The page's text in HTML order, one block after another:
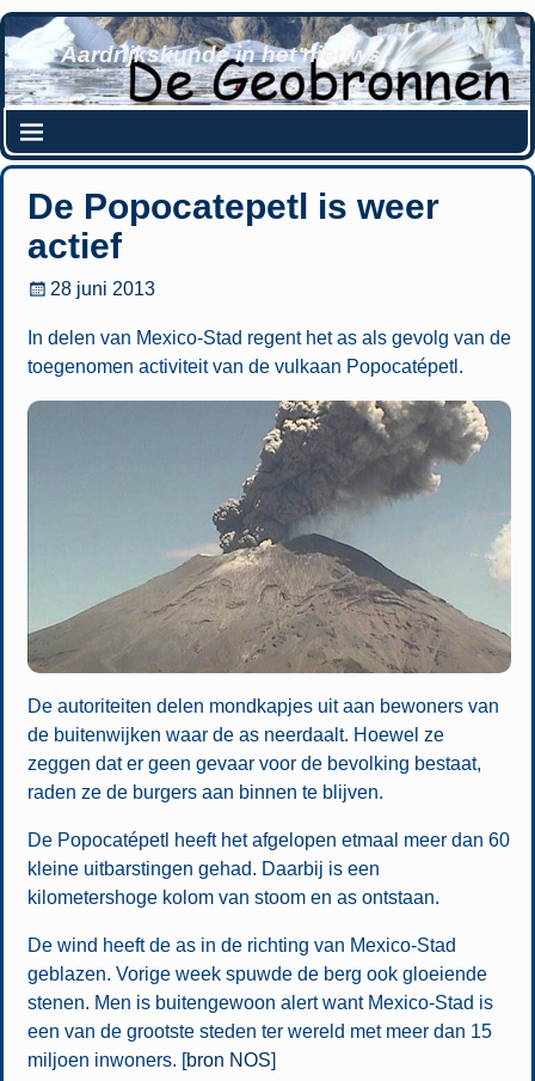
Aardrijkskunde in het nieuws
De Popocatepetl is weer
actief
28 juni 2013
In delen van Mexico-Stad regent het as als gevolg van de
toegenomen activiteit van de vulkaan Popocatépetl.
De autoriteiten delen mondkapjes uit aan bewoners van
de buitenwijken waar de as neerdaalt. Hoewel ze
zeggen dat er geen gevaar voor de bevolking bestaat,
raden ze de burgers aan binnen te blijven.
De Popocatépetl heeft het afgelopen etmaal meer dan 60
kleine uitbarstingen gehad. Daarbij is een
kilometershoge kolom van stoom en as ontstaan.
De wind heeft de as in de richting van Mexico-Stad
geblazen. Vorige week spuwde de berg ook gloeiende
stenen. Men is buitengewoon alert want Mexico-Stad is
een van de grootste steden ter wereld met meer dan 15
miljoen inwoners. [bron NOS]